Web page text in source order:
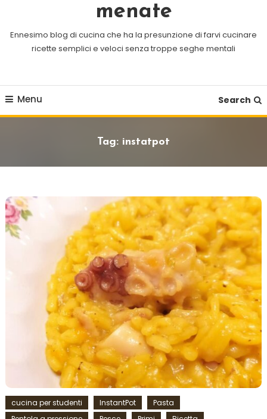
menate
Ennesimo blog di cucina che ha la presunzione di farvi cucinare
ricette semplici e veloci senza troppe seghe mentali
Menu Search
Tag: instatpot
cucina per studenti InstantPot
Pasta